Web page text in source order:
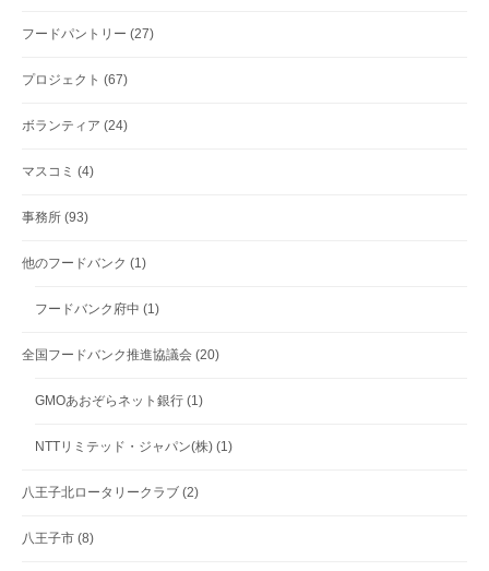
フードパントリー (27)
プロジェクト (67)
ボランティア (24)
マスコミ (4)
事務所 (93)
他のフードバンク (1)
フードバンク府中 (1)
全国フードバンク推進協議会 (20)
GMOあおぞらネット銀行 (1)
NTTリミテッド・ジャパン(株) (1)
八王子北ロータリークラブ (2)
八王子市 (8)